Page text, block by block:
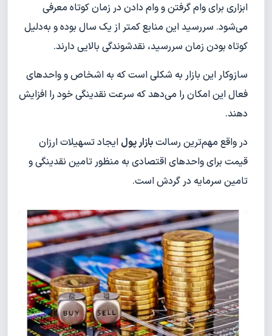
ابزاری برای وام گرفتن و وام دادن در زمان کوتاه معرفی
می‌شود. سررسید این منابع کمتر از یک سال بوده و به‌دلیل
کوتاه‌ بودن زمان سررسید، نقدشوندگی بالایی دارند.
سازوکار این بازار به شکلی است که به اشخاص و واحدهای
فعال این امکان را می‌دهد که سرعت نقدینگی خود را افزایش
دهند.
در واقع مهم‌ترین رسالتبازار پول ایجاد تسهیلات ارزان
قیمت برای واحدهای اقتصادی به منظور تامین نقدینگی و
تامین سرمایه در گردش است.